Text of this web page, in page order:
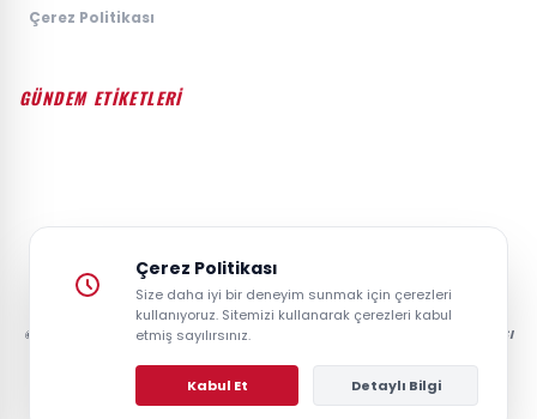
Çerez Politikası
GÜNDEM ETİKETLERİ
© 2026 GAZETESAYFA | TÜRKIYE VE DÜNYANIN GÜNCEL HABER POSTASI
Çerez Politikası
Size daha iyi bir deneyim sunmak için çerezleri
kullanıyoruz. Sitemizi kullanarak çerezleri kabul
etmiş sayılırsınız.
Kabul Et Detaylı Bilgi